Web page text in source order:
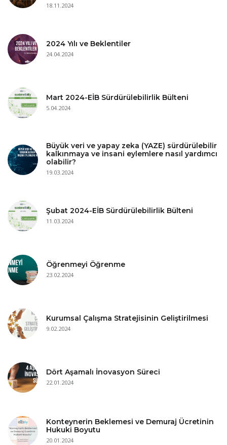
18.11.2024
2024 Yılı ve Beklentiler
24.04.2024
Mart 2024-EİB Sürdürülebilirlik Bülteni
5.04.2024
Büyük veri ve yapay zeka (YAZE) sürdürülebilir
kalkınmaya ve insani eylemlere nasıl yardımcı
olabilir?
19.03.2024
Şubat 2024-EİB Sürdürülebilirlik Bülteni
11.03.2024
Öğrenmeyi Öğrenme
23.02.2024
Kurumsal Çalışma Stratejisinin Geliştirilmesi
9.02.2024
Dört Aşamalı İnovasyon Süreci
22.01.2024
Konteynerin Beklemesi ve Demuraj Ücretinin
Hukuki Boyutu
20.01.2024